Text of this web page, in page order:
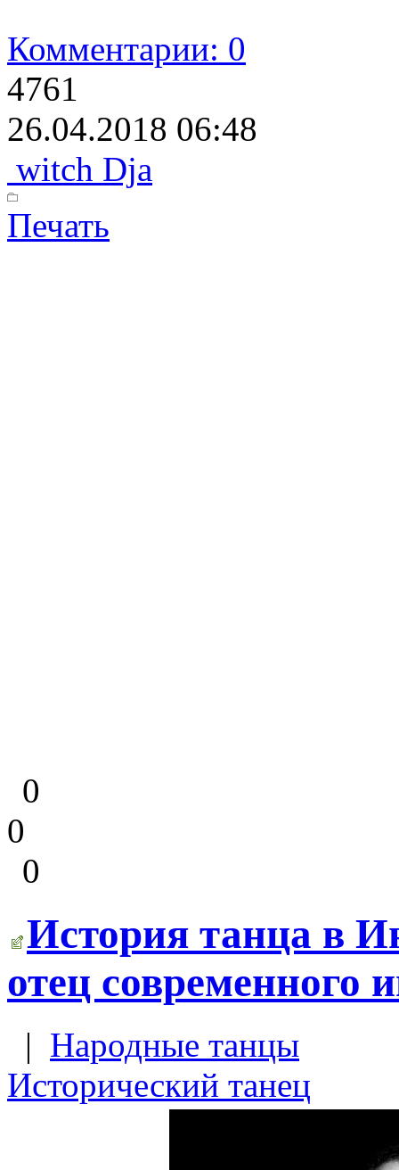
Комментарии: 0
4761
26.04.2018 06:48
witch Dja
Печать
0
0
0
История танца в
отец современного
| Народные танцы
Исторический танец